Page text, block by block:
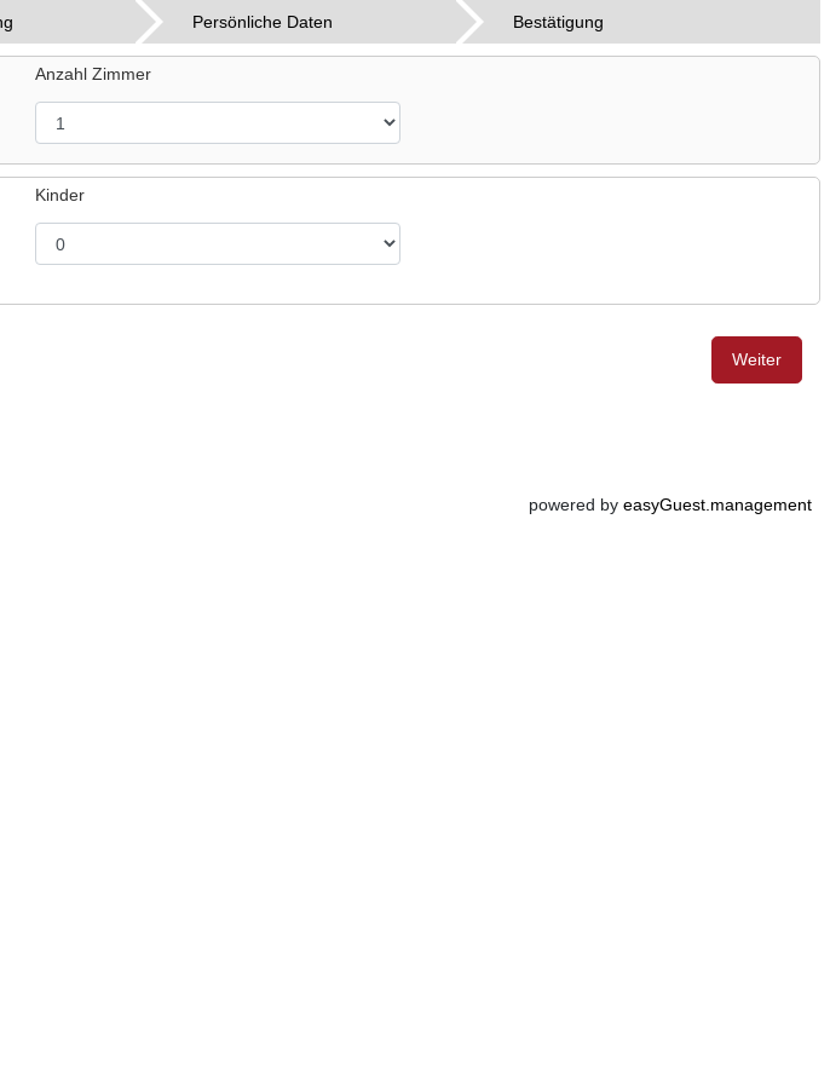
Persönliche Daten Bestätigung
Anzahl Zimmer
Kinder
Weiter
powered by easyGuest.management